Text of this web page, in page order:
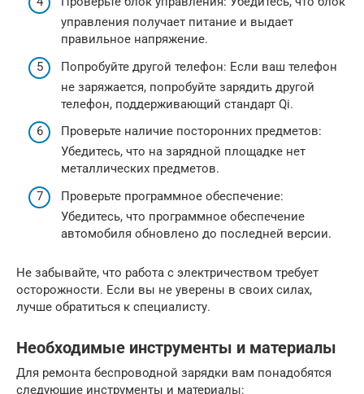
управления получает питание и выдает
правильное напряжение.
Попробуйте другой телефон: Если ваш телефон
не заряжается, попробуйте зарядить другой
телефон, поддерживающий стандарт Qi.
Проверьте наличие посторонних предметов:
Убедитесь, что на зарядной площадке нет
металлических предметов.
Проверьте программное обеспечение:
Убедитесь, что программное обеспечение
автомобиля обновлено до последней версии.
Не забывайте, что работа с электричеством требует
осторожности. Если вы не уверены в своих силах,
лучше обратиться к специалисту.
Необходимые инструменты и материалы
Для ремонта беспроводной зарядки вам понадобятся
следующие инструменты и материалы: